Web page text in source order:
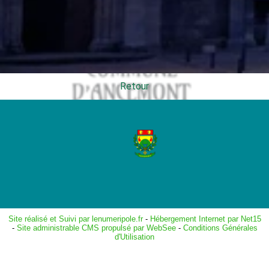
Retour
Site réalisé et Suivi par lenumeripole.fr- Hébergement Internet par Net15
- Site administrable CMS propulsé par WebSee- Conditions Générales
d'Utilisation